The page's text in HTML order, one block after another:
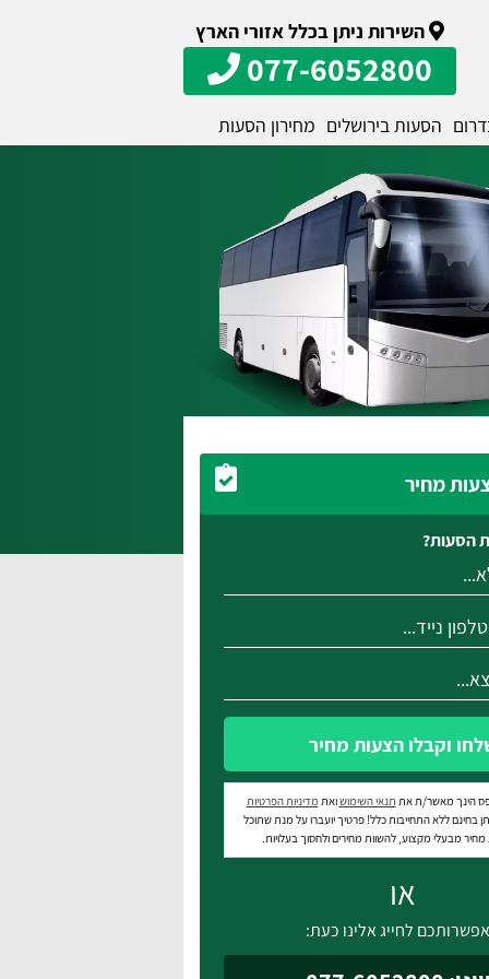
השירות ניתן בכלל אזורי הארץ
077-6052800
הסעות בירושלים מחירון הסעות
הסעות?
וקבלו הצעות מחיר
הינך מאשר/ת את תנאי השימושואת מדיניות הפרטיות
בחינם ללא התחייבות כלל! פרטיך יועברו על מנת שתוכל
מבעלי מקצוע, להשוות מחירים ולחסוך בעלויות.
או
לחייג אלינו כעת: